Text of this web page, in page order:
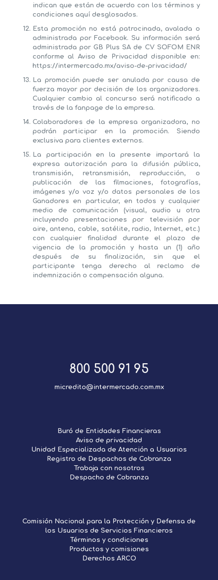
indican que están de acuerdo con los términos y
condiciones aquí desglosados.
Esta promoción no está patrocinada, avalada o
administrada por Facebook. Su información será
administrada por GB Plus SA de CV SOFOM ENR
conforme al Aviso de Privacidad disponible en:
https://intermercado.mx/aviso-de-privacidad/
La promoción puede ser anulada por causa de
fuerza mayor por decisión de los organizadores.
Cualquier cambio al concurso será notificado a
través de la fanpage de la empresa.
Colaboradores de la empresa organizadora, no
podrán participar en la promoción. Siendo
exclusiva para clientes externos.
La participación en la presente importará la
expresa autorización para la difusión pública,
transmisión, retransmisión, reproducción, o
publicación de las filmaciones, fotografías,
imágenes y/o voz y/o datos personales de los
Ganadores en particular, en todos y cualquier
medio de comunicación (visual, audio u otra
incluyendo presentaciones por televisión por
aire, antena, cable, satélite, radio, Internet, etc.)
con cualquier finalidad durante el plazo de
vigencia de la promoción y hasta un (1) año
después de su finalización, sin que el
participante tenga derecho al reclamo de
indemnización o compensación alguna.
800 500 91 95
micredito@intermercado.com.mx
Buró de Entidades Financieras
Aviso de privacidad
Unidad Especializada de Atención a Usuarios
Registro de Despachos de Cobranza
Trabaja con nosotros
Despacho de Cobranza
Comisión Nacional para la Protección y Defensa de
los Usuarios de Servicios Financieros
Términos y condiciones
Productos y comisiones
Derechos ARCO